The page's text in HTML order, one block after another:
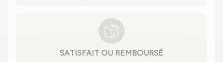
SATISFAIT OU REMBOURSÉ